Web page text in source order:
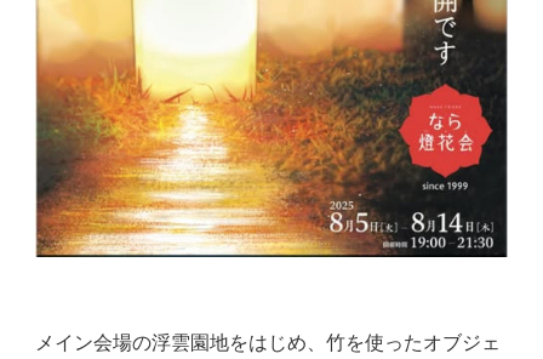
メイン会場の浮雲園地をはじめ、竹を使ったオブジェ